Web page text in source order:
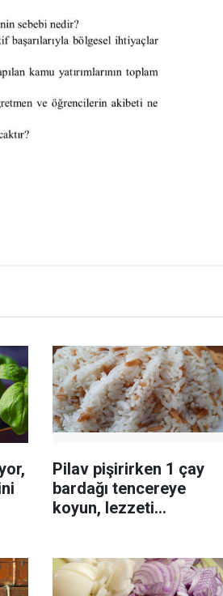
Pilav pişirirken 1 çay
bardağı tencereye
koyun, lezzeti